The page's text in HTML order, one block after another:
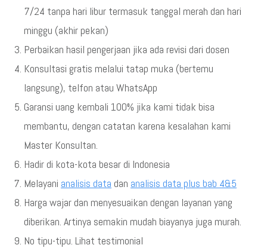
7/24 tanpa hari libur termasuk tanggal merah dan hari
minggu (akhir pekan)
Perbaikan hasil pengerjaan jika ada revisi dari dosen
Konsultasi gratis melalui tatap muka (bertemu
langsung), telfon atau WhatsApp
Garansi uang kembali 100% jika kami tidak bisa
membantu, dengan catatan karena kesalahan kami
Master Konsultan.
Hadir di kota-kota besar di Indonesia
Melayani analisis data dan analisis data plus bab 4&5
Harga wajar dan menyesuaikan dengan layanan yang
diberikan. Artinya semakin mudah biayanya juga murah.
No tipu-tipu. Lihat testimonial